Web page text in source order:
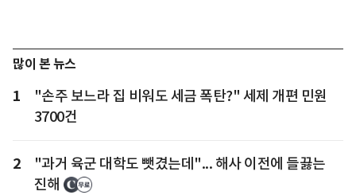
많이 본 뉴스
1
"손주 보느라 집 비워도 세금 폭탄?" 세제 개편 민원
3700건
2
"과거 육군 대학도 뺏겼는데"... 해사 이전에 들끓는
진해